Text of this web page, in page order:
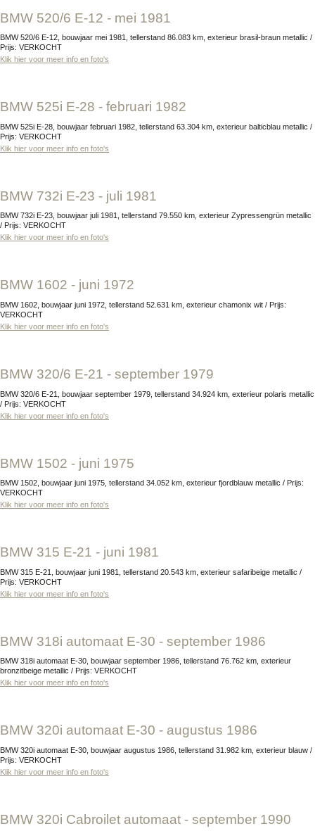
BMW 520/6 E-12 - mei 1981
BMW 520/6 E-12, bouwjaar mei 1981, tellerstand 86.083 km, exterieur brasil-braun metallic /
Prijs: VERKOCHT
Klik hier voor meer info en foto's
BMW 525i E-28 - februari 1982
BMW 525i E-28, bouwjaar februari 1982, tellerstand 63.304 km, exterieur balticblau metallic /
Prijs: VERKOCHT
Klik hier voor meer info en foto's
BMW 732i E-23 - juli 1981
BMW 732i E-23, bouwjaar juli 1981, tellerstand 79.550 km, exterieur Zypressengrün metallic
/ Prijs: VERKOCHT
Klik hier voor meer info en foto's
BMW 1602 - juni 1972
BMW 1602, bouwjaar juni 1972, tellerstand 52.631 km, exterieur chamonix wit / Prijs:
VERKOCHT
Klik hier voor meer info en foto's
BMW 320/6 E-21 - september 1979
BMW 320/6 E-21, bouwjaar september 1979, tellerstand 34.924 km, exterieur polaris metallic
/ Prijs: VERKOCHT
Klik hier voor meer info en foto's
BMW 1502 - juni 1975
BMW 1502, bouwjaar juni 1975, tellerstand 34.052 km, exterieur fjordblauw metallic / Prijs:
VERKOCHT
Klik hier voor meer info en foto's
BMW 315 E-21 - juni 1981
BMW 315 E-21, bouwjaar juni 1981, tellerstand 20.543 km, exterieur safaribeige metallic /
Prijs: VERKOCHT
Klik hier voor meer info en foto's
BMW 318i automaat E-30 - september 1986
BMW 318i automaat E-30, bouwjaar september 1986, tellerstand 76.762 km, exterieur
bronzitbeige metallic / Prijs: VERKOCHT
Klik hier voor meer info en foto's
BMW 320i automaat E-30 - augustus 1986
BMW 320i automaat E-30, bouwjaar augustus 1986, tellerstand 31.982 km, exterieur blauw /
Prijs: VERKOCHT
Klik hier voor meer info en foto's
BMW 320i Cabroilet automaat - september 1990